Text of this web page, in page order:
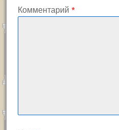
Комментарий *